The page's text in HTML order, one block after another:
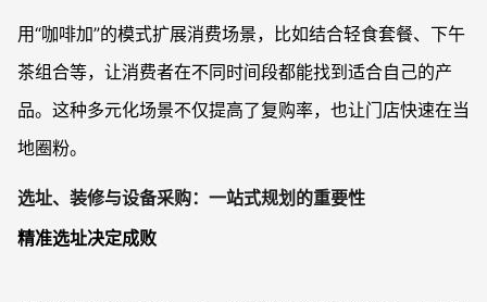
用“咖啡加”的模式扩展消费场景，比如结合轻食套餐、下午
茶组合等，让消费者在不同时间段都能找到适合自己的产
品。这种多元化场景不仅提高了复购率，也让门店快速在当
地圈粉。
选址、装修与设备采购：一站式规划的重要性
精准选址决定成败